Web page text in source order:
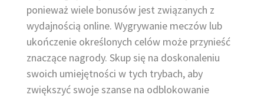
ponieważ wiele bonusów jest związanych z
wydajnością online. Wygrywanie meczów lub
ukończenie określonych celów może przynieść
znaczące nagrody. Skup się na doskonaleniu
swoich umiejętności w tych trybach, aby
zwiększyć swoje szanse na odblokowanie